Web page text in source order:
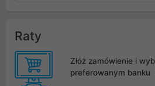
Raty
Złóż zamówienie i
preferowanym banku